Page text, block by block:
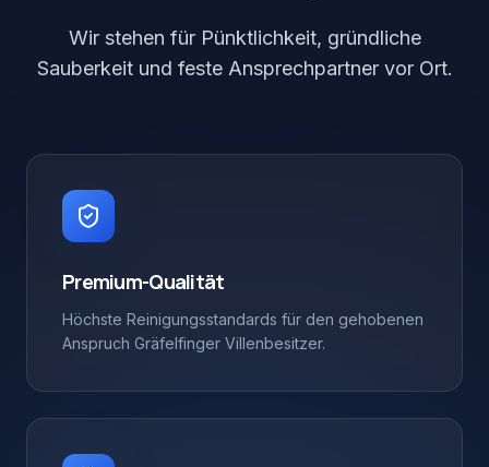
Wir stehen für Pünktlichkeit, gründliche
Sauberkeit und feste Ansprechpartner vor Ort.
Premium-Qualität
Höchste Reinigungsstandards für den gehobenen
Anspruch Gräfelfinger Villenbesitzer.